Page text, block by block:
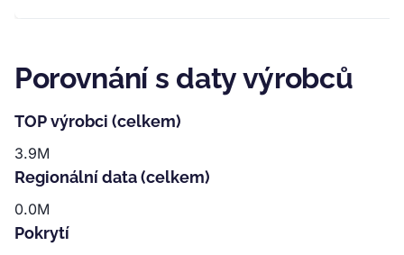
Porovnání s daty výrobců
TOP výrobci (celkem)
3.9M
Regionální data (celkem)
0.0M
Pokrytí